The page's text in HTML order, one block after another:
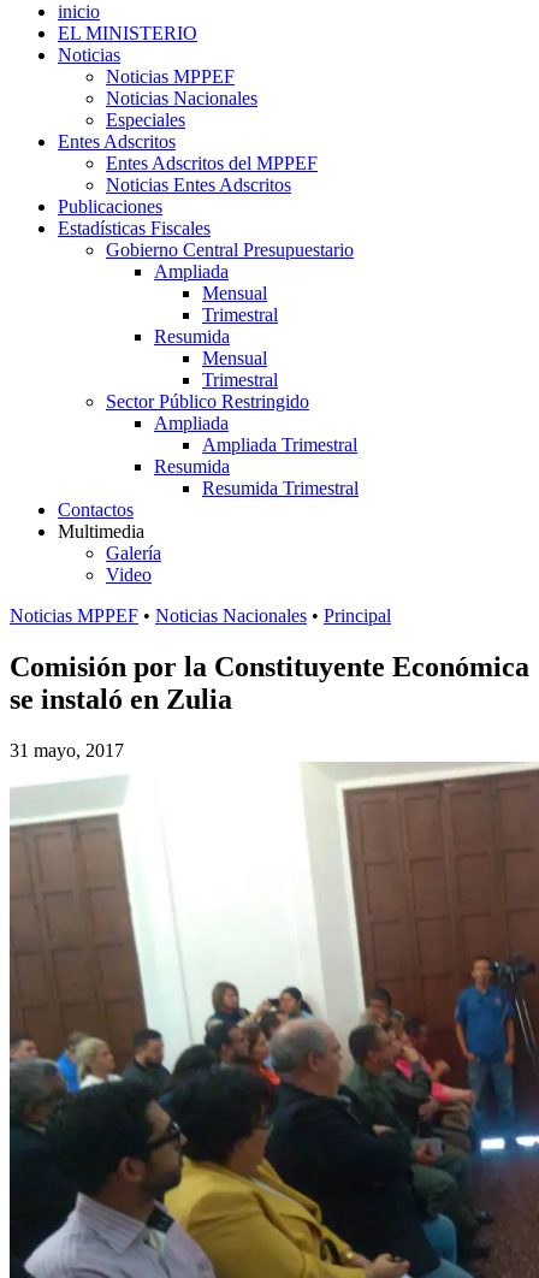
inicio
EL MINISTERIO
Noticias
Noticias MPPEF
Noticias Nacionales
Especiales
Entes Adscritos
Entes Adscritos del MPPEF
Noticias Entes Adscritos
Publicaciones
Estadísticas Fiscales
Gobierno Central Presupuestario
Ampliada
Mensual
Trimestral
Resumida
Mensual
Trimestral
Sector Público Restringido
Ampliada
Ampliada Trimestral
Resumida
Resumida Trimestral
Contactos
Multimedia
Galería
Video
Noticias MPPEF • Noticias Nacionales • Principal
Comisión por la Constituyente Económica
se instaló en Zulia
31 mayo, 2017